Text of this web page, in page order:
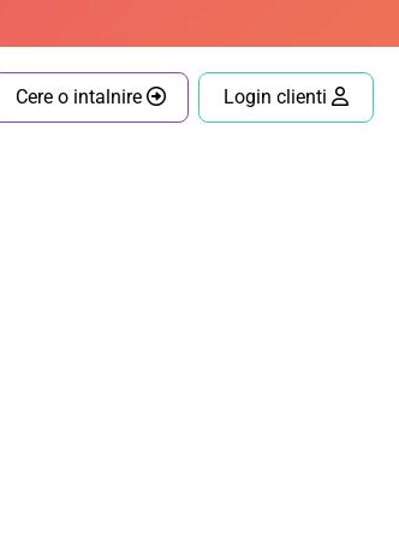
Cere o intalnire Login clienti